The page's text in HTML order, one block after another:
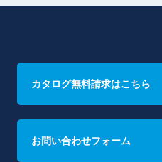
カタログ無料請求はこちら
お問い合わせフォーム